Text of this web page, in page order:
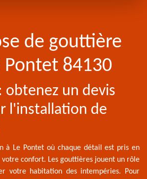
de gouttière
84130
obtenez un devis
l'installation de
à Le Pontet où chaque détail est pris en
confort. Les gouttières jouent un rôle
votre habitation des intempéries. Pour